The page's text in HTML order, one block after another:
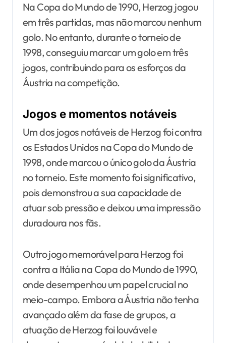
Na Copa do Mundo de 1990, Herzog jogou
em três partidas, mas não marcou nenhum
golo. No entanto, durante o torneio de
1998, conseguiu marcar um golo em três
jogos, contribuindo para os esforços da
Áustria na competição.
Jogos e momentos notáveis
Um dos jogos notáveis de Herzog foi contra
os Estados Unidos na Copa do Mundo de
1998, onde marcou o único golo da Áustria
no torneio. Este momento foi significativo,
pois demonstrou a sua capacidade de
atuar sob pressão e deixou uma impressão
duradoura nos fãs.
Outro jogo memorável para Herzog foi
contra a Itália na Copa do Mundo de 1990,
onde desempenhou um papel crucial no
meio-campo. Embora a Áustria não tenha
avançado além da fase de grupos, a
atuação de Herzog foi louvável e